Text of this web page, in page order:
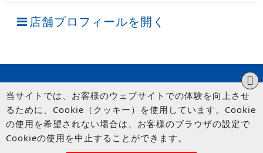
店舗プロフィールを開く
当サイトでは、お客様のウェブサイトでの体験を向上させ
るために、Cookie（クッキー）を使用しています。Cookie
の使用を希望されない場合は、お客様のブラウザの設定で
Cookieの使用を中止することができます。